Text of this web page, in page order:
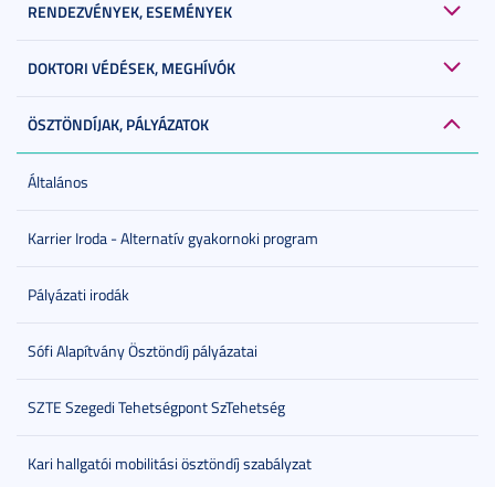
RENDEZVÉNYEK, ESEMÉNYEK
DOKTORI VÉDÉSEK, MEGHÍVÓK
ÖSZTÖNDÍJAK, PÁLYÁZATOK
Általános
Karrier Iroda - Alternatív gyakornoki program
Pályázati irodák
Sófi Alapítvány Ösztöndíj pályázatai
SZTE Szegedi Tehetségpont SzTehetség
Kari hallgatói mobilitási ösztöndíj szabályzat